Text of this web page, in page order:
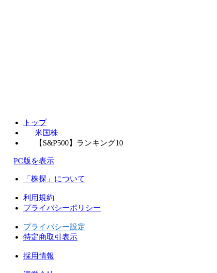
トップ
米国株
【S&P500】ランキング10
PC版を表示
「株探」について
|
利用規約
プライバシーポリシー
|
プライバシー設定
特定商取引表示
|
採用情報
|